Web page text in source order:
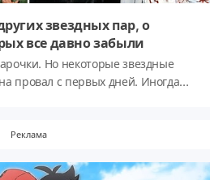
звездных пар, о
все давно забыли
Но некоторые звездные
провал с первых дней. Иногда
не поверили, что они
все забыли.
Реклама